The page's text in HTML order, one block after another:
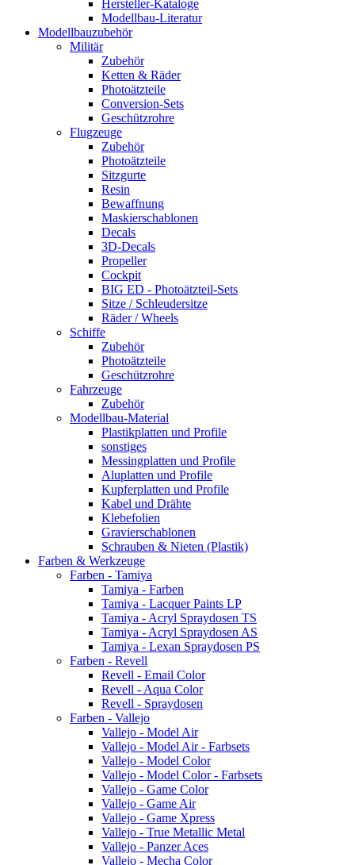
Hersteller-Kataloge
Modellbau-Literatur
Modellbauzubehör
Militär
Zubehör
Ketten & Räder
Photoätzteile
Conversion-Sets
Geschützrohre
Flugzeuge
Zubehör
Photoätzteile
Sitzgurte
Resin
Bewaffnung
Maskierschablonen
Decals
3D-Decals
Propeller
Cockpit
BIG ED - Photoätzteil-Sets
Sitze / Schleudersitze
Räder / Wheels
Schiffe
Zubehör
Photoätzteile
Geschützrohre
Fahrzeuge
Zubehör
Modellbau-Material
Plastikplatten und Profile
sonstiges
Messingplatten und Profile
Aluplatten und Profile
Kupferplatten und Profile
Kabel und Drähte
Klebefolien
Gravierschablonen
Schrauben & Nieten (Plastik)
Farben & Werkzeuge
Farben - Tamiya
Tamiya - Farben
Tamiya - Lacquer Paints LP
Tamiya - Acryl Spraydosen TS
Tamiya - Acryl Spraydosen AS
Tamiya - Lexan Spraydosen PS
Farben - Revell
Revell - Email Color
Revell - Aqua Color
Revell - Spraydosen
Farben - Vallejo
Vallejo - Model Air
Vallejo - Model Air - Farbsets
Vallejo - Model Color
Vallejo - Model Color - Farbsets
Vallejo - Game Color
Vallejo - Game Air
Vallejo - Game Xpress
Vallejo - True Metallic Metal
Vallejo - Panzer Aces
Vallejo - Mecha Color